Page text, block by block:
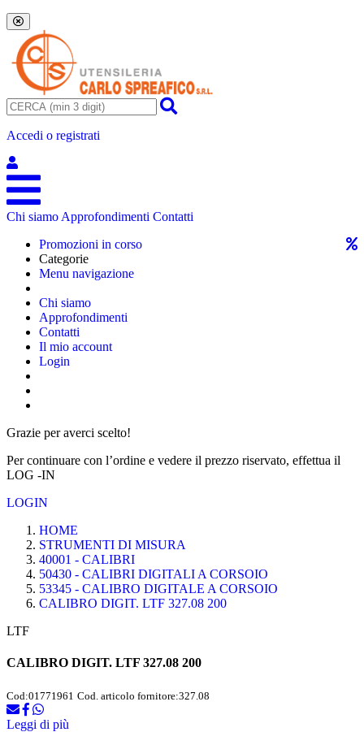
Accedi o registrati
Chi siamo Approfondimenti Contatti
Promozioni in corso
Categorie
Menu navigazione
Chi siamo
Approfondimenti
Contatti
Il mio account
Login
Grazie per averci scelto!
Per continuare con l’ordine e vedere il prezzo riservato, effettua il
LOG -IN
LOGIN
HOME
STRUMENTI DI MISURA
40001 - CALIBRI
50430 - CALIBRI DIGITALI A CORSOIO
53345 - CALIBRO DIGITALE A CORSOIO
CALIBRO DIGIT. LTF 327.08 200
LTF
CALIBRO DIGIT. LTF 327.08 200
Cod:01771961 Cod. articolo fornitore:327.08
Leggi di più